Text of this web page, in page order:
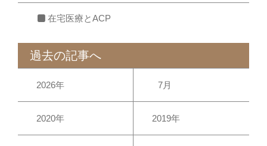
在宅医療とACP
過去の記事へ
2026年 7月
2020年 2019年